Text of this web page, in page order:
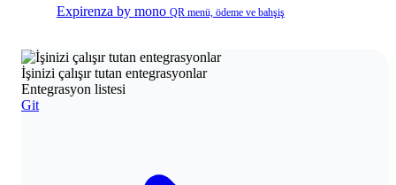
Expirenza by mono QR menü, ödeme ve bahşiş
İşinizi çalışır tutan entegrasyonlar
Entegrasyon listesi
Git